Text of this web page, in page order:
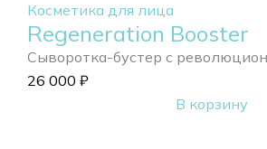
Косметика для лица
Regeneration Booster
Сыворотка-бустер с
26 000 ₽
В корзину